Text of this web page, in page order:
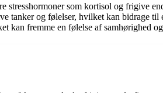
som kortisol og frigive
tanker og følelser, hvilket kan bidrage
kan fremme en følelse af samhørighed